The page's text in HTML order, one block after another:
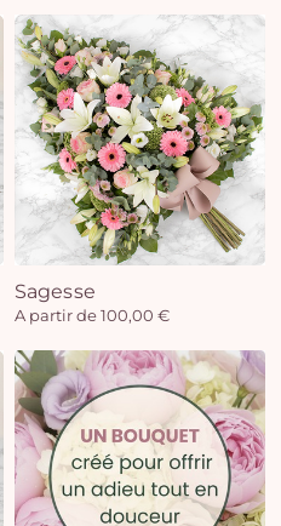
Sagesse
A partir de 100,00 €